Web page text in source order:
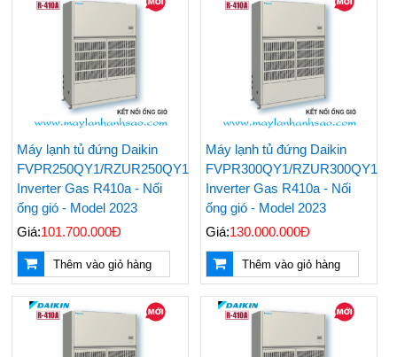
Máy lạnh tủ đứng Daikin
FVPR250QY1/RZUR250QY1
Inverter Gas R410a - Nối
ống gió - Model 2023
Giá:101.700.000Đ
Thêm vào giỏ hàng
Máy lạnh tủ đứng Daikin
FVPR300QY1/RZUR300QY1
Inverter Gas R410a - Nối
ống gió - Model 2023
Giá:130.000.000Đ
Thêm vào giỏ hàng